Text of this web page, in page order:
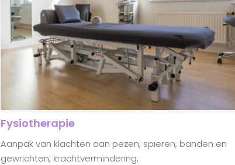
Fysiotherapie
Aanpak van klachten aan pezen, spieren, banden en
gewrichten, krachtvermindering,